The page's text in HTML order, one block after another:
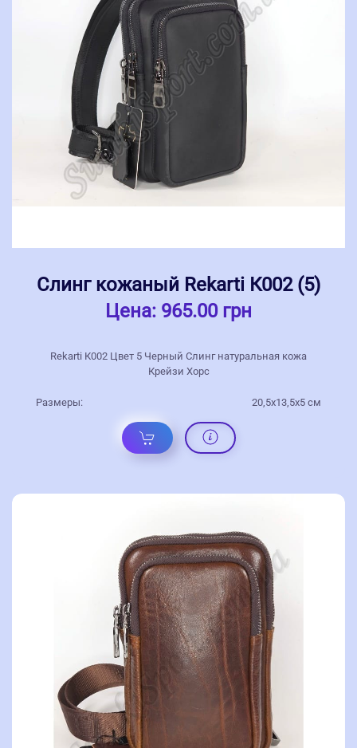
Слинг кожаный Rekarti К002 (5)
Цена: 965.00 грн
Rekarti К002 Цвет 5 Черный Слинг натуральная кожа
Крейзи Хорс
Размеры: 20,5х13,5х5 см